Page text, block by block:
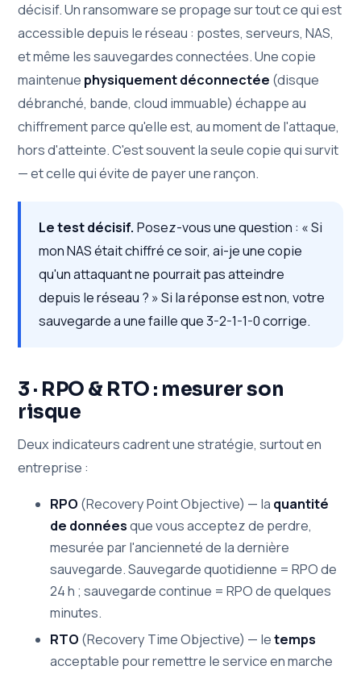
décisif. Un ransomware se propage sur tout ce qui est
accessible depuis le réseau : postes, serveurs, NAS,
et même les sauvegardes connectées. Une copie
maintenue physiquement déconnectée (disque
débranché, bande, cloud immuable) échappe au
chiffrement parce qu'elle est, au moment de l'attaque,
hors d'atteinte. C'est souvent la seule copie qui survit
— et celle qui évite de payer une rançon.
Le test décisif. Posez-vous une question : « Si
mon NAS était chiffré ce soir, ai-je une copie
qu'un attaquant ne pourrait pas atteindre
depuis le réseau ? » Si la réponse est non, votre
sauvegarde a une faille que 3-2-1-1-0 corrige.
3 · RPO & RTO : mesurer son
risque
Deux indicateurs cadrent une stratégie, surtout en
entreprise :
RPO (Recovery Point Objective) — la quantité
de donnéesque vous acceptez de perdre,
mesurée par l'ancienneté de la dernière
sauvegarde. Sauvegarde quotidienne = RPO de
24 h ; sauvegarde continue = RPO de quelques
minutes.
RTO (Recovery Time Objective) — letemps
acceptable pour remettre le service en marche